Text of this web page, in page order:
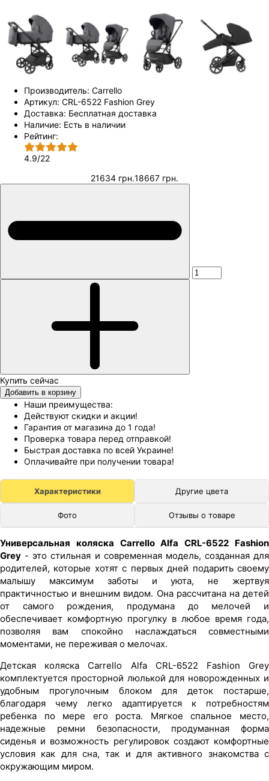
Производитель: Carrello
Артикул: CRL-6522 Fashion Grey
Доставка: Бесплатная доставка
Наличие: Есть в наличии
Рейтинг:
4.9/22
21634 грн.18667 грн.
Добавить в корзину
Наши преимущества:
Действуют скидки и акции!
Гарантия от магазина до 1 года!
Проверка товара перед отправкой!
Быстрая доставка по всей Украине!
Оплачивайте при получении товара!
Характеристики Другие цвета
Фото Отзывы о товаре
Универсальная коляска Carrello Alfa CRL-6522 Fashion
Grey - это стильная и современная модель, созданная для
родителей, которые хотят с первых дней подарить своему
малышу максимум заботы и уюта, не жертвуя
практичностью и внешним видом. Она рассчитана на детей
от самого рождения, продумана до мелочей и
обеспечивает комфортную прогулку в любое время года,
позволяя вам спокойно наслаждаться совместными
моментами, не переживая о мелочах.
Детская коляска Carrello Alfa CRL-6522 Fashion Grey
комплектуется просторной люлькой для новорожденных и
удобным прогулочным блоком для деток постарше,
благодаря чему легко адаптируется к потребностям
ребенка по мере его роста. Мягкое спальное место,
надежные ремни безопасности, продуманная форма
сиденья и возможность регулировок создают комфортные
условия как для сна, так и для активного знакомства с
окружающим миром.